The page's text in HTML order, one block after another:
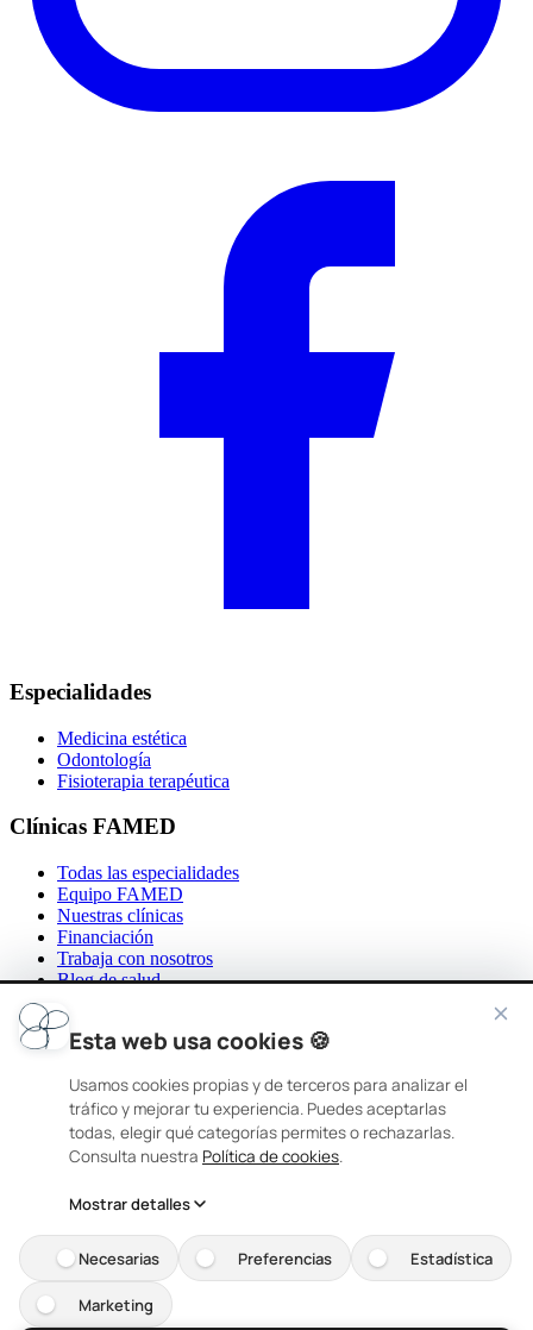
Especialidades
Medicina estética
Odontología
Fisioterapia terapéutica
Clínicas FAMED
Todas las especialidades
Equipo FAMED
Nuestras clínicas
Financiación
Trabaja con nosotros
Blog de salud
Nuestras clínicas
FAMED Coslada
C/ de los Almendros, 3, 28821 Coslada, Madrid
L-V: 10:00–14:00 y 15:00–19:00
FAMED Torrelodones
C/ Juan Van Halen, 9, 28250 Torrelodones, Madrid
Esta web usa cookies 🍪
Usamos cookies propias y de terceros para analizar el
tráfico y mejorar tu experiencia. Puedes aceptarlas
todas, elegir qué categorías permites o rechazarlas.
Consulta nuestra Política de cookies
Mostrar detalles
Necesarias Preferencias Estadística
Marketing